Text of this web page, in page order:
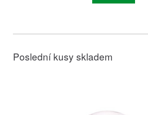
Poslední kusy skladem